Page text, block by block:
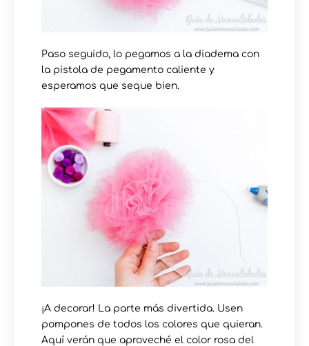
Paso seguido, lo pegamos a la diadema con
la pistola de pegamento caliente y
esperamos que seque bien.
¡A decorar! La parte más divertida. Usen
pompones de todos los colores que quieran.
Aquí verán que aproveché el color rosa del